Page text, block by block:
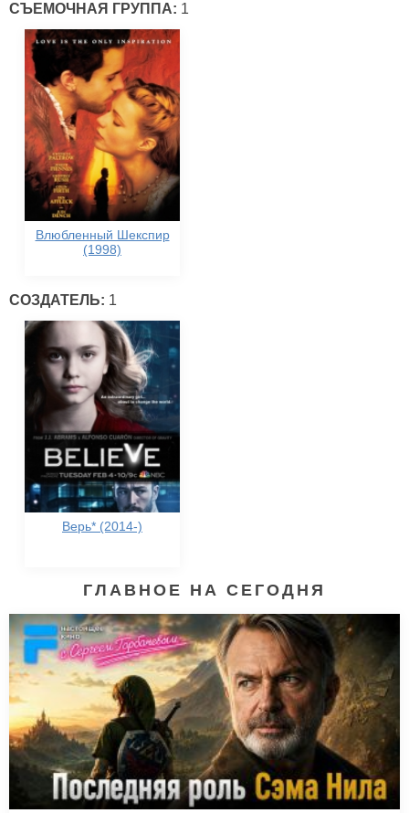
СЪЕМОЧНАЯ ГРУППА: 1
Влюбленный Шекспир
(1998)
СОЗДАТЕЛЬ: 1
Верь* (2014-)
ГЛАВНОЕ НА СЕГОДНЯ